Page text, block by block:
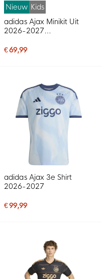
Nieuw Kids
adidas Ajax Minikit Uit
2026-2027
€ 69,99
adidas Ajax 3e Shirt
2026-2027
€ 99,99